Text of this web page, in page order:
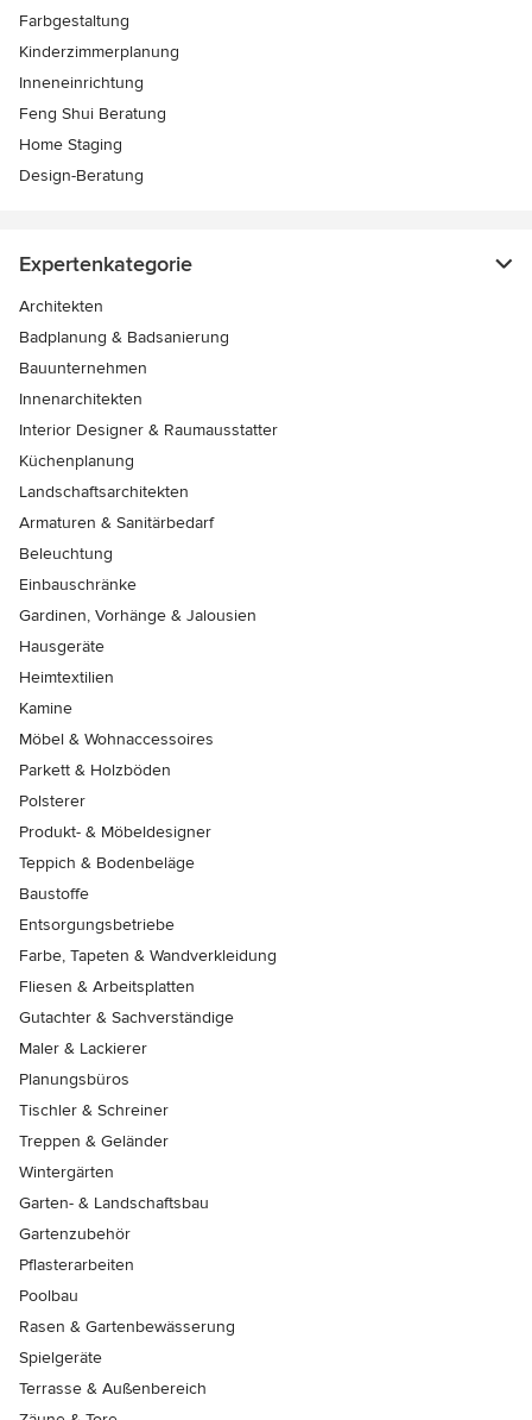
Farbgestaltung
Kinderzimmerplanung
Inneneinrichtung
Feng Shui Beratung
Home Staging
Design-Beratung
Expertenkategorie
Architekten
Badplanung & Badsanierung
Bauunternehmen
Innenarchitekten
Interior Designer & Raumausstatter
Küchenplanung
Landschaftsarchitekten
Armaturen & Sanitärbedarf
Beleuchtung
Einbauschränke
Gardinen, Vorhänge & Jalousien
Hausgeräte
Heimtextilien
Kamine
Möbel & Wohnaccessoires
Parkett & Holzböden
Polsterer
Produkt- & Möbeldesigner
Teppich & Bodenbeläge
Baustoffe
Entsorgungsbetriebe
Farbe, Tapeten & Wandverkleidung
Fliesen & Arbeitsplatten
Gutachter & Sachverständige
Maler & Lackierer
Planungsbüros
Tischler & Schreiner
Treppen & Geländer
Wintergärten
Garten- & Landschaftsbau
Gartenzubehör
Pflasterarbeiten
Poolbau
Rasen & Gartenbewässerung
Spielgeräte
Terrasse & Außenbereich